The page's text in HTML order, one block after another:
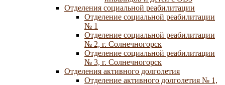
Отделения социальной реабилитации
Отделение социальной реабилитации
№ 1
Отделение социальной реабилитации
№ 2, г. Солнечногорск
Отделение социальной реабилитации
№ 3, г. Солнечногорск
Отделения активного долголетия
Отделение активного долголетия № 1,